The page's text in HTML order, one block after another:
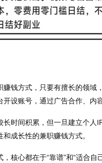
赚钱方式，只要有擅长的领
开设账号，通过广告合作、内
时间积累，但一旦建立个人
成长性的兼职赚钱方式。
核心都在于“靠谱”和“适合